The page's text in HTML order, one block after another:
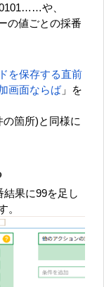
や、
の値ごとの採番
を保存する直前
画面ならば」を
箇所)と同様に
果に99を足し
。